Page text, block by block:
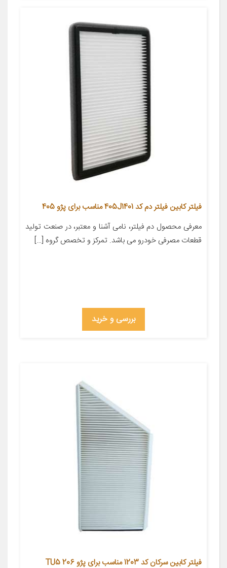
فیلتر کابین فیلتر دم کد 405J1401 مناسب برای پژو 405
معرفی محصول دم فیلتر، نامی آشنا و معتبر، در صنعت تولید
قطعات مصرفی خودرو می باشد. تمرکز و تخصص گروه […]
بررسی و خرید
فیلتر کابین سرکان کد 1203 مناسب برای پژو 206 TU5